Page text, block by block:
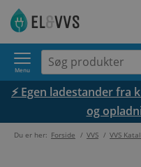
Menu
⚡ Egen ladestander fra
og
Du er her: Forside / VVS / VVS